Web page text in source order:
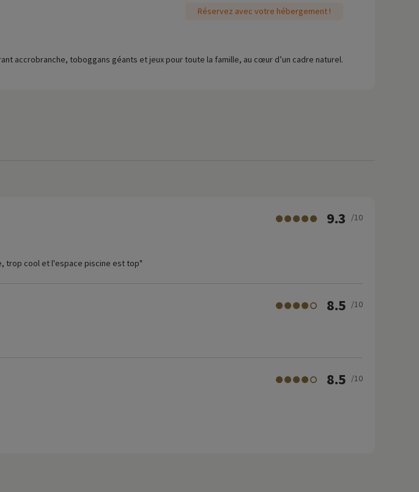
Réservez avec votre hébergement !
accrobranche, toboggans géants et jeux pour toute la famille, au cœur d’un cadre naturel.
9.3 /10
trop cool et l'espace piscine est top"
8.5 /10
8.5 /10